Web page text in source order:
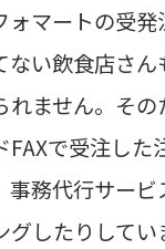
ォマートの受発
ない飲食店さん
れません。その
FAXで受注した
事務代行サー
グしたりして